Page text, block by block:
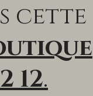
cette
12.